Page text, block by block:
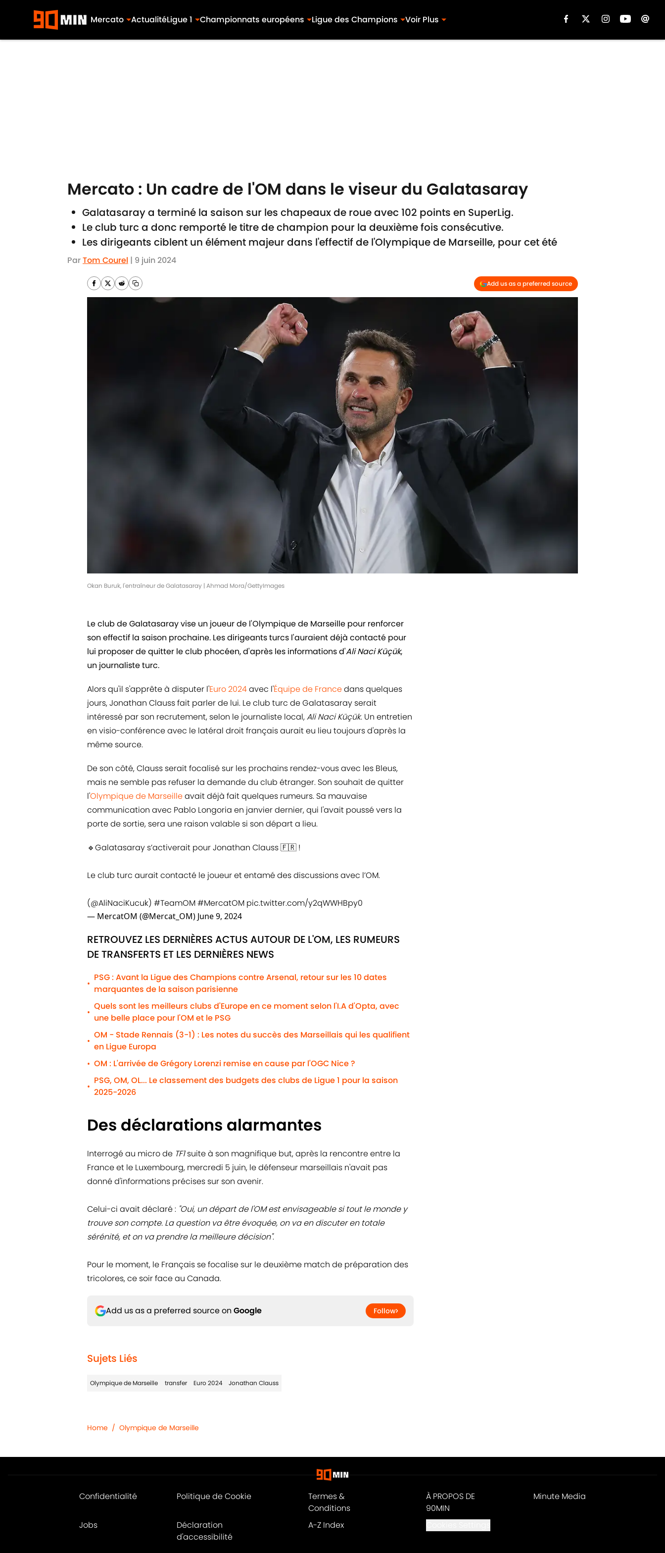
Mercato ActualitéLigue 1 Championnats européens Ligue des Champions Voir Plus
Mercato : Un cadre de l'OM dans le viseur du Galatasaray
Galatasaray a terminé la saison sur les chapeaux de roue avec 102 points en SuperLig.
Le club turc a donc remporté le titre de champion pour la deuxième fois consécutive.
Les dirigeants ciblent un élément majeur dans l'effectif de l'Olympique de Marseille, pour cet été
ParTom Courel | 9 juin 2024
Add us as a preferred source
Okan Buruk, l'entraîneur de Galatasaray | Ahmad Mora/GettyImages
Le club de Galatasaray vise un joueur de l'Olympique de Marseille pour renforcer
son effectif la saison prochaine. Les dirigeants turcs l'auraient déjà contacté pour
lui proposer de quitter le club phocéen, d'après les informations d'Ali Naci Küçük,
un journaliste turc.
Alors qu'il s'apprête à disputer l'Euro 2024avec l'Équipe de Francedans quelques
jours, Jonathan Clauss fait parler de lui. Le club turc de Galatasaray serait
intéressé par son recrutement, selon le journaliste local,Ali Naci Küçük. Un entretien
en visio-conférence avec le latéral droit français aurait eu lieu toujours d'après la
même source.
De son côté, Clauss serait focalisé sur les prochains rendez-vous avec les Bleus,
mais ne semble pas refuser la demande du club étranger. Son souhait de quitter
l'Olympique de Marseilleavait déjà fait quelques rumeurs. Sa mauvaise
communication avec Pablo Longoria en janvier dernier, qui l'avait poussé vers la
porte de sortie, sera une raison valable si son départ a lieu.
🔹Galatasaray s’activerait pour Jonathan Clauss 🇫🇷 !
Le club turc aurait contacté le joueur et entamé des discussions avec l’OM.
(@AliNaciKucuk) #TeamOM#MercatOM pic.twitter.com/y2qWWHBpy0
— MercatOM (@Mercat_OM) June 9, 2024
RETROUVEZ LES DERNIÈRES ACTUS AUTOUR DE L'OM, LES RUMEURS
DE TRANSFERTS ET LES DERNIÈRES NEWS
•
PSG : Avant la Ligue des Champions contre Arsenal, retour sur les 10 dates
marquantes de la saison parisienne
•
Quels sont les meilleurs clubs d'Europe en ce moment selon l'I.A d'Opta, avec
une belle place pour l'OM et le PSG
•
OM - Stade Rennais (3-1) : Les notes du succès des Marseillais qui les qualifient
en Ligue Europa
• OM : L'arrivée de Grégory Lorenzi remise en cause par l'OGC Nice ?
•
PSG, OM, OL... Le classement des budgets des clubs de Ligue 1 pour la saison
2025-2026
Des déclarations alarmantes
Interrogé au micro de TF1suite à son magnifique but, après la rencontre entre la
France et le Luxembourg, mercredi 5 juin, le défenseur marseillais n'avait pas
donné d'informations précises sur son avenir.
Celui-ci avait déclaré : "Oui, un départ de l'OM est envisageable si tout le monde y
trouve son compte. La question va être évoquée, on va en discuter en totale
sérénité, et on va prendre la meilleure décision".
Pour le moment, le Français se focalise sur le deuxième match de préparation des
tricolores, ce soir face au Canada.
Add us as a preferred source on Google Follow
Sujets Liés
Olympique de Marseille transfer Euro 2024 Jonathan Clauss
Home / Olympique de Marseille
Confidentialité Politique de Cookie
Termes &
Conditions
À PROPOS DE
90MIN
Minute Media
Jobs
Déclaration
d'accessibilité
A-Z Index